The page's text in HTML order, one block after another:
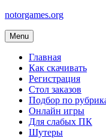
Skip
content
notorgames.org
Menu
Главная
Как скачивать
Регистрация
Стол заказов
Подбор по
Онлайн игры
Для слабых ПК
Шутеры